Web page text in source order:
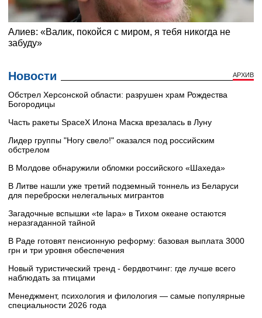
Новости АРХИВ
Обстрел Херсонской области: разрушен храм Рождества
Богородицы
Часть ракеты SpaceX Илона Маска врезалась в Луну
Лидер группы "Ногу свело!" оказался под российским
обстрелом
В Молдове обнаружили обломки российского «Шахеда»
В Литве нашли уже третий подземный тоннель из Беларуси
для переброски нелегальных мигрантов
Загадочные вспышки «te lapa» в Тихом океане остаются
неразгаданной тайной
В Раде готовят пенсионную реформу: базовая выплата 3000
грн и три уровня обеспечения
Новый туристический тренд - бердвотчинг: где лучше всего
наблюдать за птицами
Менеджмент, психология и филология — самые популярные
специальности 2026 года